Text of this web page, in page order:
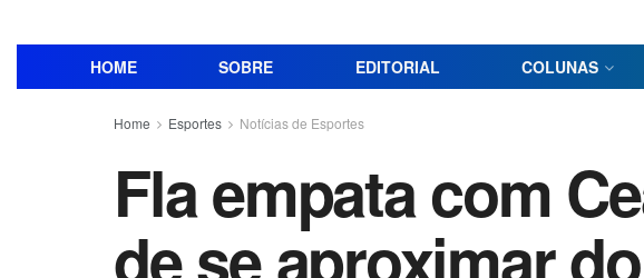
HOME SOBRE EDITORIAL COLUNAS
Home Esportes Notícias de Esportes
Fla empata com
de se aproximar